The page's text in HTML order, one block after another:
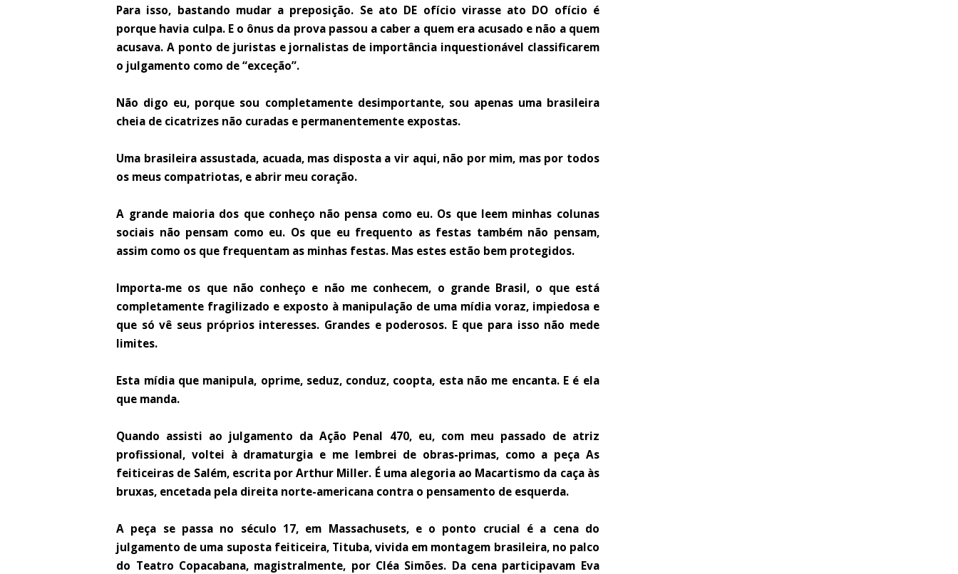
Para isso, bastando mudar a preposição. Se ato DE ofício virasse ato DO ofício é
porque havia culpa. E o ônus da prova passou a caber a quem era acusado e não a quem
acusava. A ponto de juristas e jornalistas de importância inquestionável classificarem
o julgamento como de “exceção”.
Não digo eu, porque sou completamente desimportante, sou apenas uma brasileira
cheia de cicatrizes não curadas e permanentemente expostas.
Uma brasileira assustada, acuada, mas disposta a vir aqui, não por mim, mas por todos
os meus compatriotas, e abrir meu coração.
A grande maioria dos que conheço não pensa como eu. Os que leem minhas colunas
sociais não pensam como eu. Os que eu frequento as festas também não pensam,
assim como os que frequentam as minhas festas. Mas estes estão bem protegidos.
Importa-me os que não conheço e não me conhecem, o grande Brasil, o que está
completamente fragilizado e exposto à manipulação de uma mídia voraz, impiedosa e
que só vê seus próprios interesses. Grandes e poderosos. E que para isso não mede
limites.
Esta mídia que manipula, oprime, seduz, conduz, coopta, esta não me encanta. E é ela
que manda.
Quando assisti ao julgamento da Ação Penal 470, eu, com meu passado de atriz
profissional, voltei à dramaturgia e me lembrei de obras-primas, como a peça As
feiticeiras de Salém, escrita por Arthur Miller. É uma alegoria ao Macartismo da caça às
bruxas, encetada pela direita norte-americana contra o pensamento de esquerda.
A peça se passa no século 17, em Massachusets, e o ponto crucial é a cena do
julgamento de uma suposta feiticeira, Tituba, vivida em montagem brasileira, no palco
do Teatro Copacabana, magistralmente, por Cléa Simões. Da cena participavam Eva